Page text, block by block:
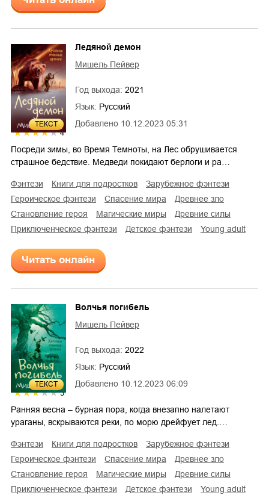
ТЕКСТ
4
Добавлено 10.12.2023 05:31
Ледяной демон
Мишель Пейвер
Год выхода: 2021
Язык: Русский
Посреди зимы, во Время Темноты, на Лес обрушивается
страшное бедствие. Медведи покидают берлоги и ра…
фэнтези книги для подростков
зарубежное фэнтези
героическое фэнтези
спасение мира
древнее зло
становление героя
магические миры
древние силы
приключенческое фэнтези
детское фэнтези young adult
Читать онлайн
ТЕКСТ
3
Добавлено 10.12.2023 06:09
Волчья погибель
Мишель Пейвер
Год выхода: 2022
Язык: Русский
Ранняя весна – бурная пора, когда внезапно налетают
ураганы, вскрываются реки, по морю дрейфует лед.…
фэнтези книги для подростков
зарубежное фэнтези
героическое фэнтези
спасение мира
древнее зло
становление героя
магические миры
древние силы
приключенческое фэнтези
детское фэнтези young adult